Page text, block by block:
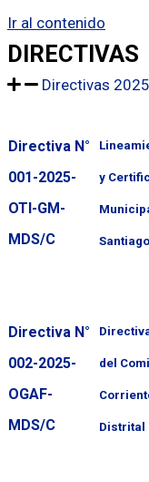
Ir al contenido
DIRECTIVAS
Directivas 2025
Directiva N°
001-2025-
OTI-GM-
MDS/C
y
Directiva N°
002-2025-
OGAF-
MDS/C
del
Distrital